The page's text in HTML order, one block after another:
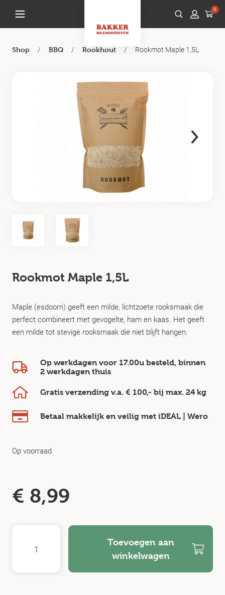
0
Shop / BBQ / Rookhout / Rookmot Maple 1,5L
Rookmot Maple 1,5L
Maple (esdoorn) geeft een milde, lichtzoete rooksmaak die
perfect combineert met gevogelte, ham en kaas. Het geeft
een milde tot stevige rooksmaak die niet blijft hangen.
Op werkdagen voor 17.00u besteld, binnen
2 werkdagen thuis
Gratis verzending v.a. € 100,- bij max. 24 kg
Betaal makkelijk en veilig met iDEAL | Wero
Op voorraad
€ 8,99
Toevoegen aan
winkelwagen